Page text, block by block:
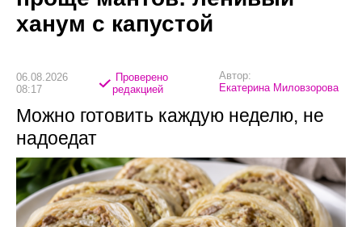
ханум с капустой
06.08.2026
08:17
Проверено
редакцией
Автор:
Екатерина Миловзорова
Можно готовить каждую неделю, не
надоедат